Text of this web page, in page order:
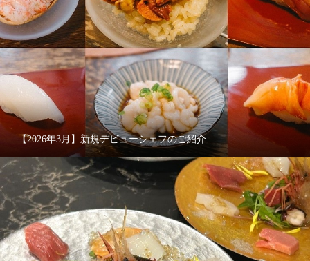
【2026年3月】新規デビューシェフのご紹介